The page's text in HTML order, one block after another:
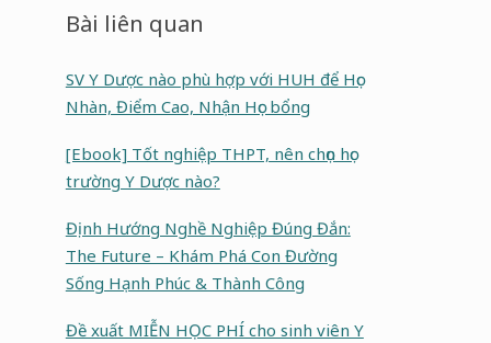
Bài liên quan
SV Y Dược nào phù hợp với HUH để Học
Nhàn, Điểm Cao, Nhận Học bổng
[Ebook] Tốt nghiệp THPT, nên chọn học
trường Y Dược nào?
Định Hướng Nghề Nghiệp Đúng Đắn:
The Future – Khám Phá Con Đường
Sống Hạnh Phúc & Thành Công
Đề xuất MIỄN HỌC PHÍ cho sinh viên Y